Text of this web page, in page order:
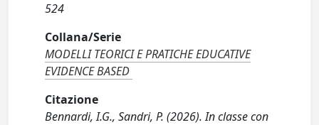
524
Collana/Serie
MODELLI TEORICI E PRATICHE EDUCATIVE
EVIDENCE BASED
Citazione
Bennardi, I.G., Sandri, P. (2026). In classe con